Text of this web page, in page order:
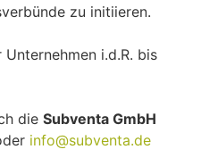
zu initiieren.
Unternehmen i.d.R. bis
dieSubventa GmbH
info@subventa.de